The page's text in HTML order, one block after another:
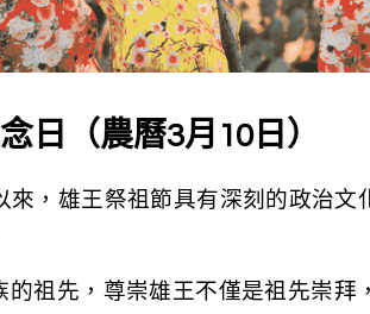
日（農曆3月10日）
來，雄王祭祖節具有深刻的政治
的祖先，尊崇雄王不僅是祖先崇拜